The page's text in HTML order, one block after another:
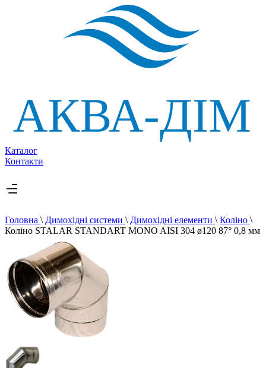
Каталог
Контакти
Головна \ Димохідні системи \ Димохідні елементи \ Коліно \
Коліно STALAR STANDART MONO AISI 304 ø120 87° 0,8 мм